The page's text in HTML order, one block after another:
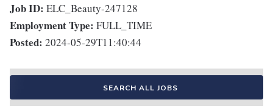
Job ID: ELC_Beauty-247128
Employment Type: FULL_TIME
Posted: 2024-05-29T11:40:44
SEARCH ALL JOBS